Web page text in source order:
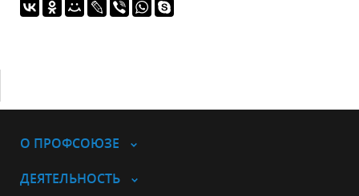
О ПРОФСОЮЗЕ
ДЕЯТЕЛЬНОСТЬ